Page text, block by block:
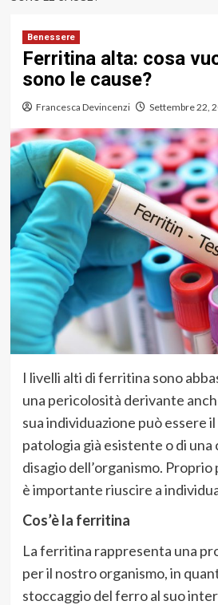
Benessere
Ferritina alta: cosa
sono le cause?
Francesca Devincenzi Settembre 22,
I livelli alti di ferritina sono
una pericolosità derivante
sua individuazione può essere
patologia già esistente o di una
disagio dell’organismo.
è importante riuscire a
Cos’è la ferritina
La ferritina rappresenta una
per il nostro organismo, in
stoccaggio del ferro al suo